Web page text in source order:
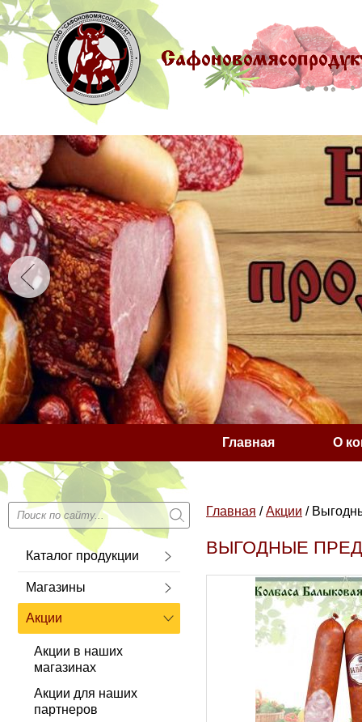
Главная О
Каталог продукции
Магазины
Акции
Акции в наших
магазинах
Акции для наших
партнеров
Главная /Акции /
ВЫГОДНЫЕ